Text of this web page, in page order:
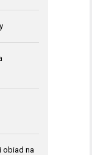
obiad na